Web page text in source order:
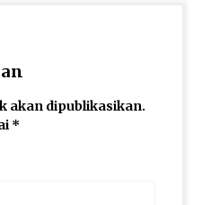
akan dipublikasikan.
*